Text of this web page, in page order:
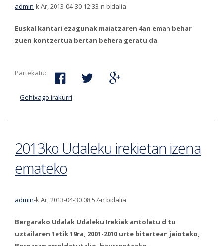
admin-k Ar, 2013-04-30 12:33-n bidalia
Euskal kantari ezagunak maiatzaren 4an eman behar
zuen kontzertua bertan behera geratu da.
Partekatu:
Gehixago irakurri
2013ko Udaleku irekietan izena
emateko
admin-k Ar, 2013-04-30 08:57-n bidalia
Bergarako Udalak Udaleku Irekiak antolatu ditu
uztailaren 1etik 19ra, 2001-2010 urte bitartean jaiotako,